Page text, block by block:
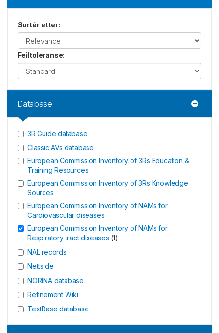
Sortér etter:
Feiltoleranse:
Database
3R Guide database
Classic AVs database
European Commission Inventory of 3Rs Education &
Training Resources
European Commission Inventory of 3Rs Knowledge
Sources
European Commission Inventory of NAMs for
Cardiovascular diseases
European Commission Inventory of NAMs for
Respiratory tract diseases (1)
NAL records
Nettside
NORINA database
Refinement Wiki
TextBase database